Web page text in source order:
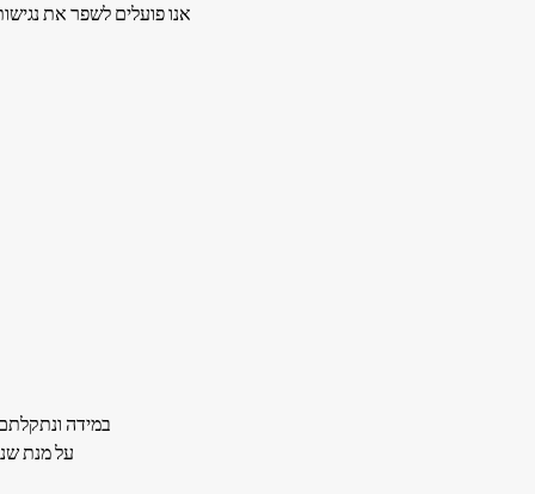
אנו פועלים לשפר את
במידה
על מנת